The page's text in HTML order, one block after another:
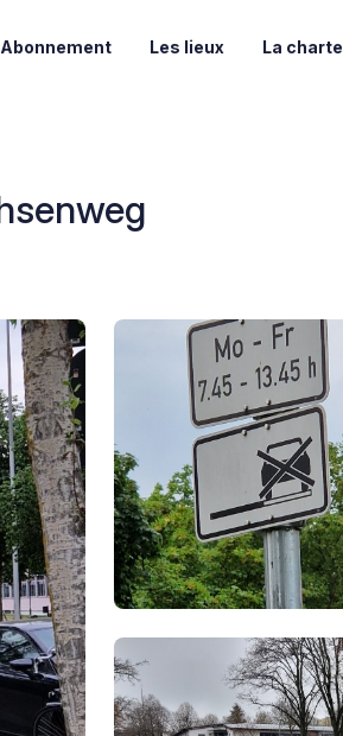
Abonnement Les lieux La charte